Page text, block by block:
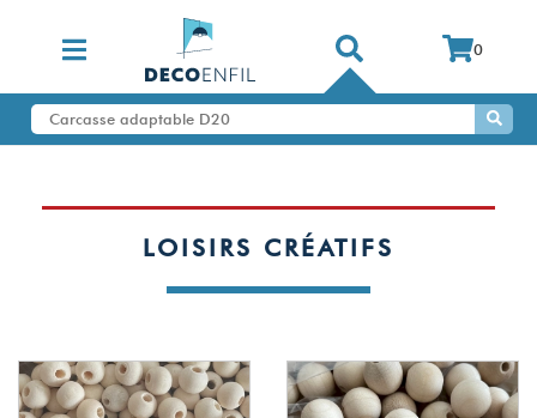
0
LOISIRS CRÉATIFS